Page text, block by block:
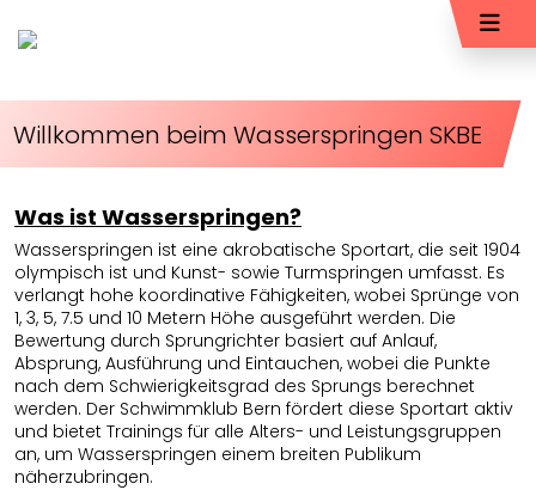
Willkommen beim Wasserspringen SKBE
Was ist Wasserspringen?
Wasserspringen ist eine akrobatische Sportart, die seit 1904
olympisch ist und Kunst- sowie Turmspringen umfasst. Es
verlangt hohe koordinative Fähigkeiten, wobei Sprünge von
1, 3, 5, 7.5 und 10 Metern Höhe ausgeführt werden. Die
Bewertung durch Sprungrichter basiert auf Anlauf,
Absprung, Ausführung und Eintauchen, wobei die Punkte
nach dem Schwierigkeitsgrad des Sprungs berechnet
werden. Der Schwimmklub Bern fördert diese Sportart aktiv
und bietet Trainings für alle Alters- und Leistungsgruppen
an, um Wasserspringen einem breiten Publikum
näherzubringen.